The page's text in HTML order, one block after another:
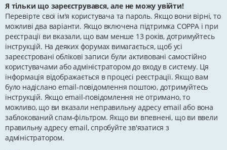
Я тільки що зареєструвався, але не можу увійти!
Перевірте свої ім'я користувача та пароль. Якщо вони вірні, то
можливі два варіанти. Якщо включена підтримка COPPA і при
реєстрації ви вказали, що вам менше 13 років, дотримуйтесь
інструкцій. На деяких форумах вимагається, щоб усі
зареєстровані облікові записи були активовані самостійно
користувачами або адміністратором до входу в систему. Ця
інформація відображається в процесі реєстрації. Якщо вам
було надіслано email-повідомлення поштою, дотримуйтесь
інструкцій. Якщо email-повідомлення не отримано, то
можливо, що ви вказали неправильну адресу email або вона
заблокований спам-фільтром. Якщо ви впевнені, що ви ввели
правильну адресу email, спробуйте зв'язатися з
адміністратором.